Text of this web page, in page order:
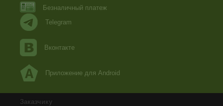
Безналичный платеж
Telegram
Вконтакте
Приложение для Android
Заказчику